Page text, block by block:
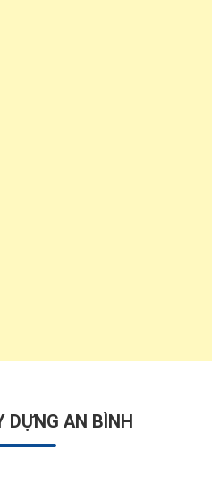
DỰNG AN BÌNH